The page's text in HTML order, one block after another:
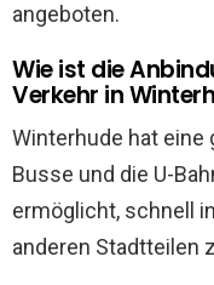
angeboten.
Wie ist die
Verkehr in
Winterhude hat eine
Busse und die U-
ermöglicht, schnell
anderen Stadtteilen